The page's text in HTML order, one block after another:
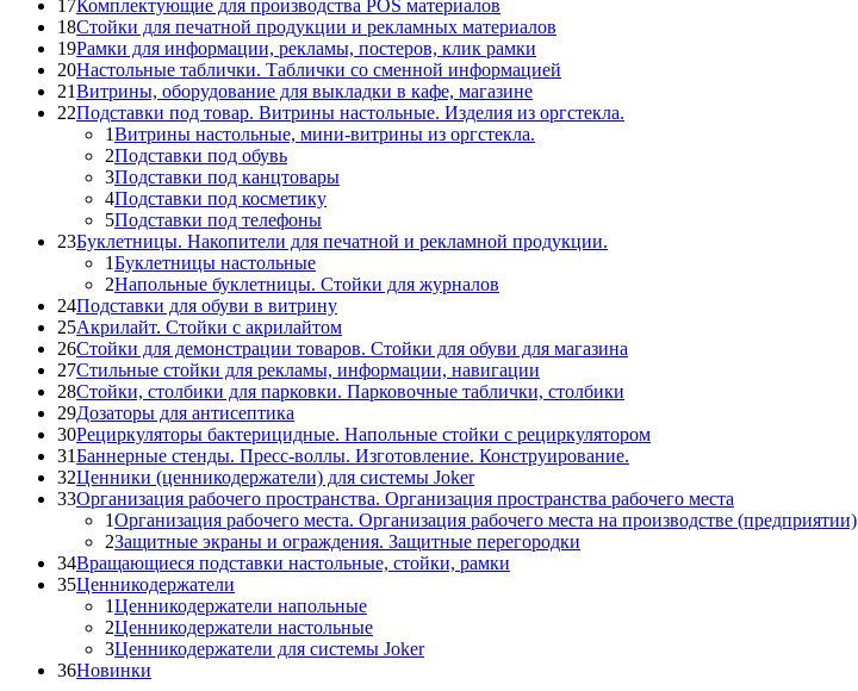
17Комплектующие для производства POS материалов
18Стойки для печатной продукции и рекламных материалов
19Рамки для информации, рекламы, постеров, клик рамки
20Настольные таблички. Таблички со сменной информацией
21Витрины, оборудование для выкладки в кафе, магазине
22Подставки под товар. Витрины настольные. Изделия из оргстекла.
1Витрины настольные, мини-витрины из оргстекла.
2Подставки под обувь
3Подставки под канцтовары
4Подставки под косметику
5Подставки под телефоны
23Буклетницы. Накопители для печатной и рекламной продукции.
1Буклетницы настольные
2Напольные буклетницы. Стойки для журналов
24Подставки для обуви в витрину
25Акрилайт. Стойки с акрилайтом
26Стойки для демонстрации товаров. Стойки для обуви для магазина
27Стильные стойки для рекламы, информации, навигации
28Стойки, столбики для парковки. Парковочные таблички, столбики
29Дозаторы для антисептика
30Рециркуляторы бактерицидные. Напольные стойки с рециркулятором
31Баннерные стенды. Пресс-воллы. Изготовление. Конструирование.
32Ценники (ценникодержатели) для системы Joker
33Организация рабочего пространства. Организация пространства рабочего места
1Организация рабочего места. Организация рабочего места на производстве (предприятии)
2Защитные экраны и ограждения. Защитные перегородки
34Вращающиеся подставки настольные, стойки, рамки
35Ценникодержатели
1Ценникодержатели напольные
2Ценникодержатели настольные
3Ценникодержатели для системы Joker
36Новинки